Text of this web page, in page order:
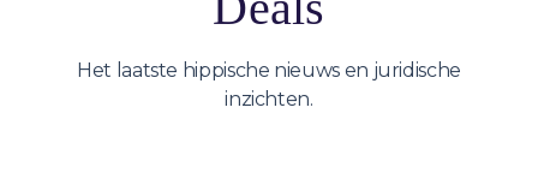
Het laatste hippische nieuws en juridische
inzichten.